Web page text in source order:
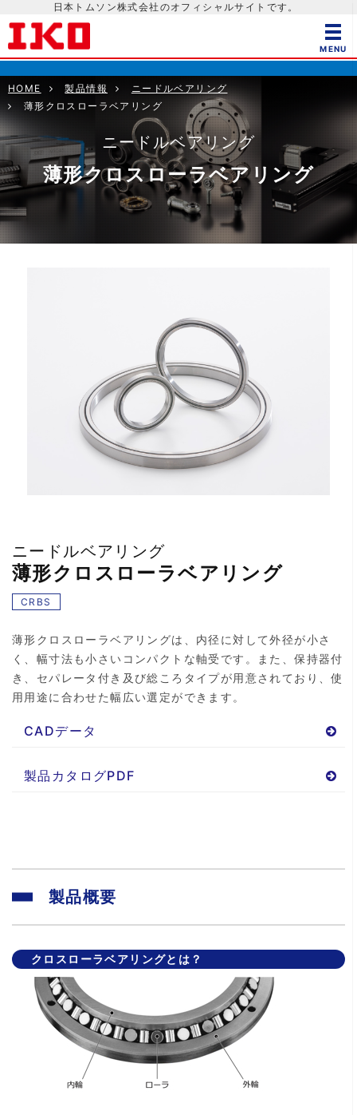
日本トムソン株式会社のオフィシャルサイトです。
HOME 製品情報
ニードルベアリング
薄形クロスローラベアリング
ニードルベアリング
薄形クロスローラベアリング
ニードルベアリング
薄形クロスローラベアリング
CRBS
薄形クロスローラベアリングは、内径に対して外径が小さ
く、幅寸法も小さいコンパクトな軸受です。また、保持器付
き、セパレータ付き及び総ころタイプが用意されており、使
用用途に合わせた幅広い選定ができます。
CADデータ
製品カタログPDF
製品概要
クロスローラベアリングとは？